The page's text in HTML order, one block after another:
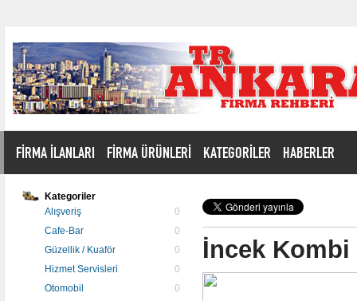
FİRMA İLANLARI FİRMA ÜRÜNLERİ KATEGORİLER HABERLER
Kategoriler
Alışveriş
0
Cafe-Bar
0
Güzellik / Kuaför
0
Hizmet Servisleri
0
Otomobil
0
İncek